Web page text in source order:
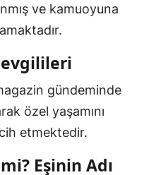
ve kamuoyuna
gündeminde
özel yaşamını
etmektedir.
Eşinin Adı